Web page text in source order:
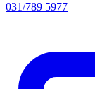
031/789 5977